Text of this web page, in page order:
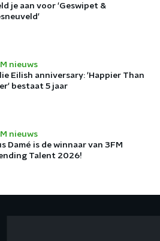
je aan voor 'Geswipet &
nieuws
Eilish anniversary: 'Happier Than
bestaat 5 jaar
nieuws
Damé is de winnaar van 3FM
Talent 2026!